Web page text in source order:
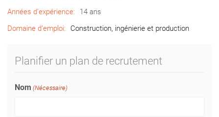
Années d’expérience:
14 ans
Domaine d’emploi:
Construction, ingénierie et production
Planifier un plan de recrutement
Nom (Nécessaire)